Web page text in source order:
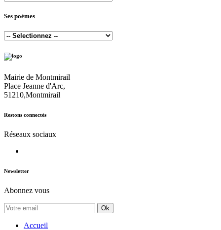
Ses poèmes
Mairie de Montmirail
Place Jeanne d'Arc,
51210,Montmirail
Restons connectés
Réseaux sociaux
Newsletter
Abonnez vous
Ok
Accueil